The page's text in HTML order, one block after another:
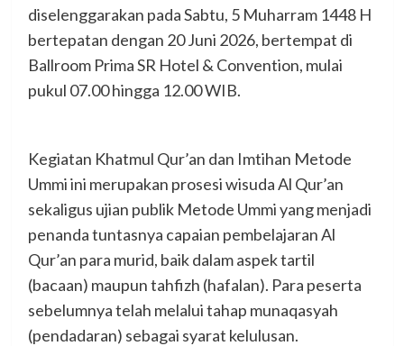
diselenggarakan pada Sabtu, 5 Muharram 1448 H
bertepatan dengan 20 Juni 2026, bertempat di
Ballroom Prima SR Hotel & Convention, mulai
pukul 07.00 hingga 12.00 WIB.
Kegiatan Khatmul Qur’an dan Imtihan Metode
Ummi ini merupakan prosesi wisuda Al Qur’an
sekaligus ujian publik Metode Ummi yang menjadi
penanda tuntasnya capaian pembelajaran Al
Qur’an para murid, baik dalam aspek tartil
(bacaan) maupun tahfizh (hafalan). Para peserta
sebelumnya telah melalui tahap munaqasyah
(pendadaran) sebagai syarat kelulusan.